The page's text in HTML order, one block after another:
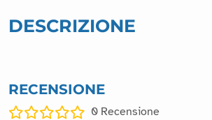
DESCRIZIONE
RECENSIONE
0 Recensione